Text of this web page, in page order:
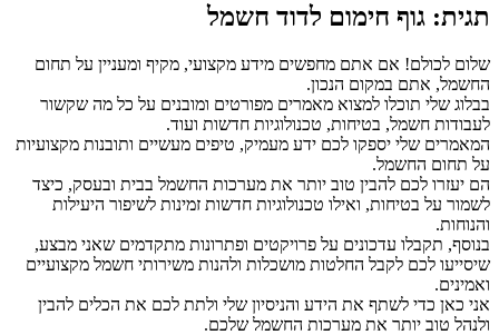
תגית: גוף חימום לדוד חשמל
שלום לכולם! אם אתם מחפשים מידע מקצועי, מקיף ומעניין על תחום
החשמל, אתם במקום הנכון.
בבלוג שלי תוכלו למצוא מאמרים מפורטים ומובנים על כל מה שקשור
לעבודות חשמל, בטיחות, טכנולוגיות חדשות ועוד.
המאמרים שלי יספקו לכם ידע מעמיק, טיפים מעשיים ותובנות מקצועיות
על תחום החשמל.
הם יעזרו לכם להבין טוב יותר את מערכות החשמל בבית ובעסק, כיצד
לשמור על בטיחות, ואילו טכנולוגיות חדשות זמינות לשיפור היעילות
והנוחות.
בנוסף, תקבלו עדכונים על פרויקטים ופתרונות מתקדמים שאני מבצע,
שיסייעו לכם לקבל החלטות מושכלות ולהנות משירותי חשמל מקצועיים
ואמינים.
אני כאן כדי לשתף את הידע והניסיון שלי ולתת לכם את הכלים להבין
ולנהל טוב יותר את מערכות החשמל שלכם.